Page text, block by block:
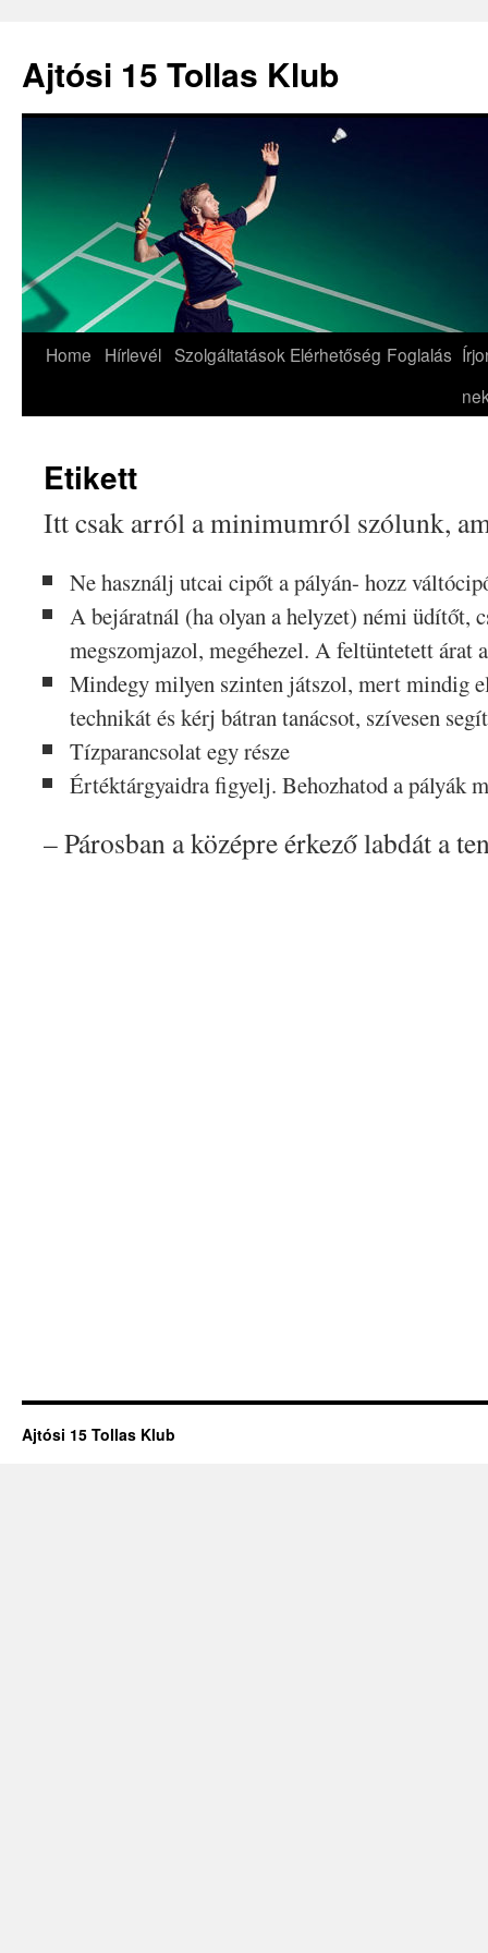
Ajtósi 15 Tollas Klub
Skip
Home Hírlevél Szolgáltatások Elérhetőség Foglalás
Etikett
Itt csak arról a minimumról szólunk,
Ne használj utcai cipőt a pályán- hozz
A bejáratnál (ha olyan a helyzet) némi üdítőt,
megszomjazol, megéhezel. A feltüntetett árat
Mindegy milyen szinten játszol, mert mindig
technikát és kérj bátran tanácsot, szívesen
Tízparancsolat egy része
Értéktárgyaidra figyelj. Behozhatod a pályák
– Párosban a középre érkező labdát a
Ajtósi 15 Tollas Klub